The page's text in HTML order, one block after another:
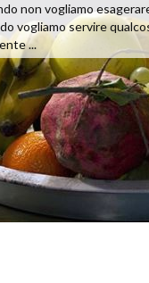
non vogliamo
vogliamo servire
...